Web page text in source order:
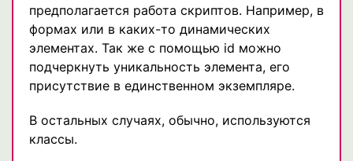
предполагается работа скриптов. Например, в
формах или в каких-то динамических
элементах. Так же с помощью id можно
подчеркнуть уникальность элемента, его
присутствие в единственном экземпляре.
В остальных случаях, обычно, используются
классы.